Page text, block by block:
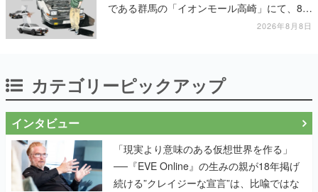
である群馬の「イオンモール高崎」にて、8月
11日から8月20日までの期間限定で開催予定
2026年8月8日
カテゴリーピックアップ
インタビュー
「現実より意味のある仮想世界を作る」
──『EVE Online』の生みの親が18年掲げ
続ける”クレイジーな宣言”は、比喩ではな